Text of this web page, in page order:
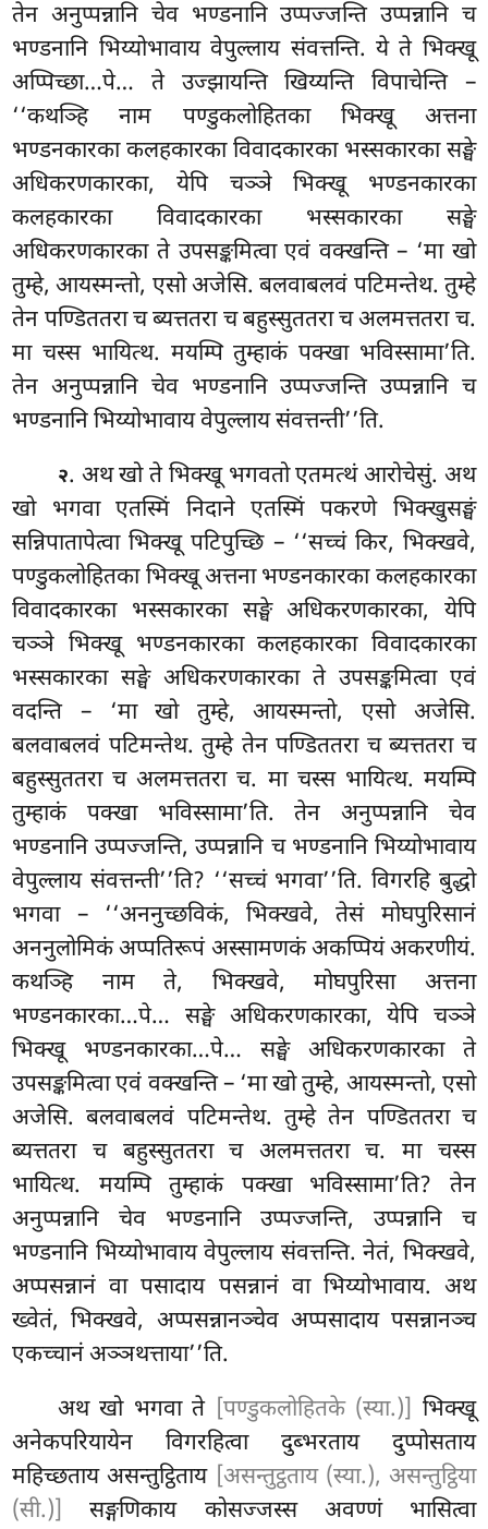
तेन अनुप्पन्नानि चेव भण्डनानि उप्पज्जन्तिउप्पन्नानि च
भण्डनानि भिय्योभावाय वेपुल्लाय संवत्तन्ति. ये ते भिक्खू
अप्पिच्छा…पे… ते उज्झायन्ति खिय्यन्ति विपाचेन्ति –
‘‘कथञ्हि नाम पण्डुकलोहितका भिक्खू अत्तना
भण्डनकारका कलहकारका विवादकारका भस्सकारका सङ्घे
अधिकरणकारका, येपि चञ्ञे भिक्खू भण्डनकारका
कलहकारका विवादकारका भस्सकारका सङ्घे
अधिकरणकारका ते उपसङ्कमित्वा एवं वक्खन्ति – ‘मा खो
तुम्हे, आयस्मन्तो, एसो अजेसि. बलवाबलवं पटिमन्तेथ. तुम्हे
तेन पण्डिततरा च ब्यत्ततरा च बहुस्सुततरा च अलमत्ततरा च.
मा चस्स भायित्थ. मयम्पि तुम्हाकं पक्खा भविस्सामा’ति.
तेन अनुप्पन्नानि चेव भण्डनानि उप्पज्जन्ति उप्पन्नानि च
भण्डनानि भिय्योभावाय वेपुल्लाय संवत्तन्ती’’ति.
२. अथ खो ते भिक्खू भगवतो एतमत्थं आरोचेसुं. अथ
खो भगवा एतस्मिं निदाने एतस्मिं पकरणे भिक्खुसङ्घं
सन्निपातापेत्वा भिक्खू पटिपुच्छि – ‘‘सच्चं किर, भिक्खवे,
पण्डुकलोहितका भिक्खू अत्तनाभण्डनकारका कलहकारका
विवादकारका भस्सकारका सङ्घे अधिकरणकारका, येपि
चञ्ञे भिक्खू भण्डनकारका कलहकारका विवादकारका
भस्सकारका सङ्घे अधिकरणकारका ते उपसङ्कमित्वा एवं
वदन्ति – ‘मा खो तुम्हे, आयस्मन्तो, एसो अजेसि.
बलवाबलवं पटिमन्तेथ. तुम्हे तेन पण्डिततरा च ब्यत्ततरा च
बहुस्सुततरा च अलमत्ततरा च. मा चस्स भायित्थ. मयम्पि
तुम्हाकं पक्खा भविस्सामा’ति. तेन अनुप्पन्नानि चेव
भण्डनानि उप्पज्जन्ति, उप्पन्नानि च भण्डनानि भिय्योभावाय
वेपुल्लाय संवत्तन्ती’’ति? ‘‘सच्चं भगवा’’ति. विगरहि बुद्धो
भगवा – ‘‘अननुच्छविकं, भिक्खवे, तेसं मोघपुरिसानं
अननुलोमिकं अप्पतिरूपं अस्सामणकं अकप्पियं अकरणीयं.
कथञ्हि नाम ते, भिक्खवे, मोघपुरिसा अत्तना
भण्डनकारका…पे… सङ्घे अधिकरणकारका, येपि चञ्ञे
भिक्खू भण्डनकारका…पे… सङ्घे अधिकरणकारका ते
उपसङ्कमित्वा एवं वक्खन्ति – ‘मा खो तुम्हे, आयस्मन्तो, एसो
अजेसि. बलवाबलवं पटिमन्तेथ. तुम्हे तेन पण्डिततरा च
ब्यत्ततरा च बहुस्सुततरा च अलमत्ततरा च. मा चस्स
भायित्थ. मयम्पि तुम्हाकं पक्खा भविस्सामा’ति? तेन
अनुप्पन्नानि चेव भण्डनानि उप्पज्जन्ति, उप्पन्नानि च
भण्डनानि भिय्योभावाय वेपुल्लाय संवत्तन्ति. नेतं, भिक्खवे,
अप्पसन्नानं वा पसादाय पसन्नानं वा भिय्योभावाय. अथ
ख्वेतं, भिक्खवे, अप्पसन्नानञ्चेव अप्पसादाय पसन्नानञ्च
एकच्चानं अञ्ञथत्ताया’’ति.
अथ खो भगवा ते [पण्डुकलोहितके (स्या.)] भिक्खू
अनेकपरियायेन विगरहित्वा दुब्भरताय दुप्पोसताय
महिच्छतायअसन्तुट्ठिताय [असन्तुट्ठताय (स्या.), असन्तुट्ठिया
(सी.)]
सङ्गणिकाय कोसज्जस्स अवण्णं भासित्वा